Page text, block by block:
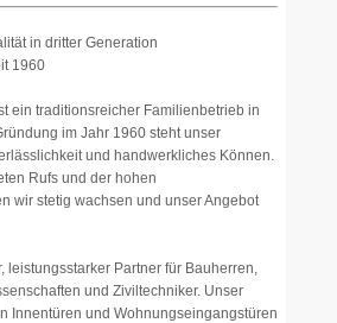
in dritter Generation
1960
ein traditionsreicher Familienbetrieb in
im Jahr 1960 steht unser
und handwerkliches Können.
Rufs und der hohen
wir stetig wachsen und unser Angebot
leistungsstarker Partner für Bauherren,
und Ziviltechniker. Unser
Innentüren und Wohnungseingangstüren